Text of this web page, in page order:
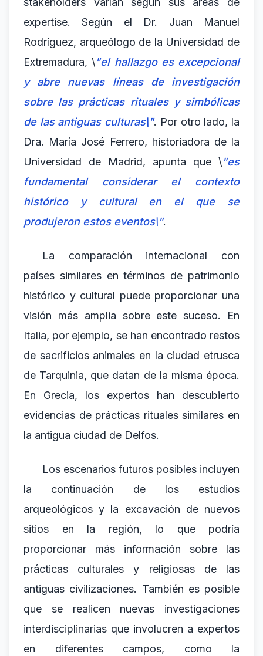
expertise. Según el Dr. Juan Manuel
Rodríguez, arqueólogo de la Universidad de
Extremadura, \"el hallazgo es excepcional
y abre nuevas líneas de investigación
sobre las prácticas rituales y simbólicas
de las antiguas culturas\". Por otro lado, la
Dra. María José Ferrero, historiadora de la
Universidad de Madrid, apunta que \"es
fundamental considerar el contexto
histórico y cultural en el que se
produjeron estos eventos\".
La comparación internacional con
países similares en términos de patrimonio
histórico y cultural puede proporcionar una
visión más amplia sobre este suceso. En
Italia, por ejemplo, se han encontrado restos
de sacrificios animales en la ciudad etrusca
de Tarquinia, que datan de la misma época.
En Grecia, los expertos han descubierto
evidencias de prácticas rituales similares en
la antigua ciudad de Delfos.
Los escenarios futuros posibles incluyen
la continuación de los estudios
arqueológicos y la excavación de nuevos
sitios en la región, lo que podría
proporcionar más información sobre las
prácticas culturales y religiosas de las
antiguas civilizaciones. También es posible
que se realicen nuevas investigaciones
interdisciplinarias que involucren a expertos
en diferentes campos, como la